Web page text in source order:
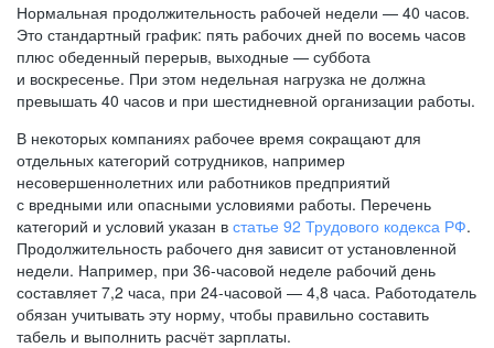
Нормальная продолжительность рабочей недели — 40 часов.
Это стандартный график: пять рабочих дней по восемь часов
плюс обеденный перерыв, выходные — суббота
и воскресенье. При этом недельная нагрузка не должна
превышать 40 часов и при шестидневной организации работы.
В некоторых компаниях рабочее время сокращают для
отдельных категорий сотрудников, например
несовершеннолетних или работников предприятий
с вредными или опасными условиями работы. Перечень
категорий и условий указан в статье 92 Трудового кодекса РФ.
Продолжительность рабочего дня зависит от установленной
недели. Например, при 36-часовой неделе рабочий день
составляет 7,2 часа, при 24-часовой — 4,8 часа. Работодатель
обязан учитывать эту норму, чтобы правильно составить
табель и выполнить расчёт зарплаты.